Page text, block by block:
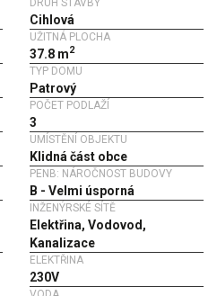
Cihlová
UŽITNÁ PLOCHA
37.8 m2
TYP DOMU
Patrový
POČET PODLAŽÍ
3
UMÍSTĚNÍ OBJEKTU
Klidná část obce
PENB: NÁROČNOST BUDOVY
B - Velmi úsporná
INŽENÝRSKÉ SÍTĚ
Elektřina, Vodovod,
Kanalizace
ELEKTŘINA
230V